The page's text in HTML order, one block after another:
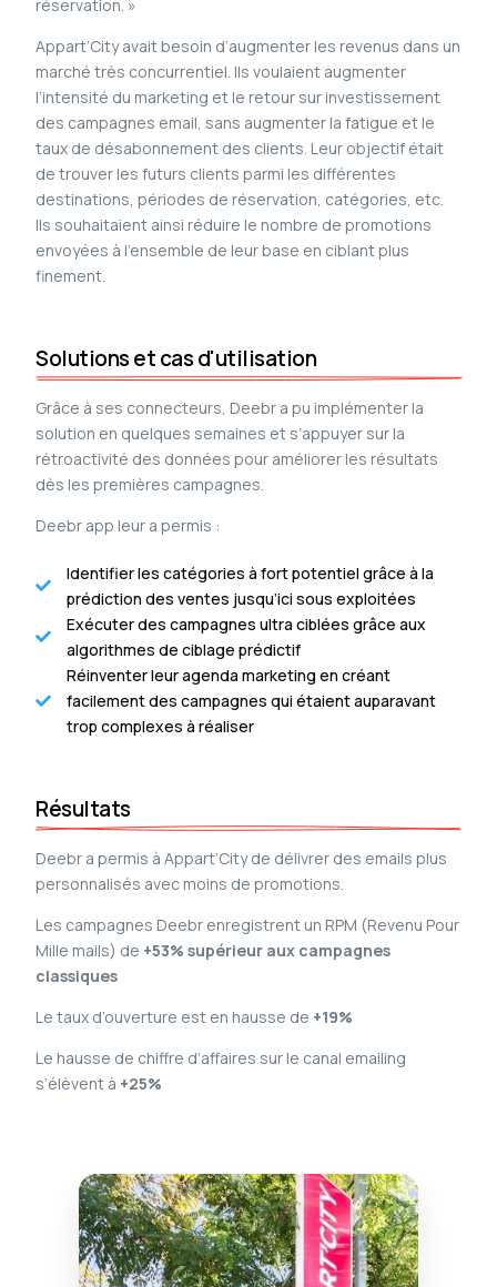
réservation. »
Appart’City avait besoin d’augmenter les revenus dans un
marché très concurrentiel. Ils voulaient augmenter
l’intensité du marketing et le retour sur investissement
des campagnes email, sans augmenter la fatigue et le
taux de désabonnement des clients. Leur objectif était
de trouver les futurs clients parmi les différentes
destinations, périodes de réservation, catégories, etc.
Ils souhaitaient ainsi réduire le nombre de promotions
envoyées à l’ensemble de leur base en ciblant plus
finement.
Solutions et cas d'utilisation
Grâce à ses connecteurs, Deebr a pu implémenter la
solution en quelques semaines et s’appuyer sur la
rétroactivité des données pour améliorer les résultats
dès les premières campagnes.
Deebr app leur a permis :
Identifier les catégories à fort potentiel grâce à la
prédiction des ventes jusqu’ici sous exploitées
Exécuter des campagnes ultra ciblées grâce aux
algorithmes de ciblage prédictif
Réinventer leur agenda marketing en créant
facilement des campagnes qui étaient auparavant
trop complexes à réaliser
Résultats
Deebr a permis à Appart’City de délivrer des emails plus
personnalisés avec moins de promotions.
Les campagnes Deebr enregistrent un RPM (Revenu Pour
Mille mails) de +53% supérieur aux campagnes
classiques
Le taux d’ouverture est en hausse de +19%
Le hausse de chiffre d’affaires sur le canal emailing
s’élèvent à +25%